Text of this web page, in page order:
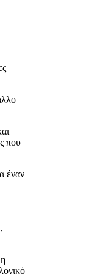
που
έναν